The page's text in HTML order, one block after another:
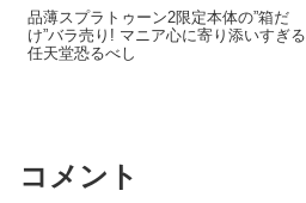
品薄スプラトゥーン2限定本体の”箱だ
け”バラ売り! マニア心に寄り添いすぎる
任天堂恐るべし
コメント